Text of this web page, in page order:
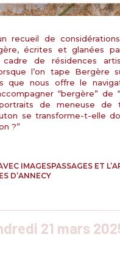
recueil de
écrites et glanées
de résidences
l’on tape Bergère
que nous offre le
“bergère” de
de meneuse de
se transforme-t-elle
?”
IMAGESPASSAGES ET
D’ANNECY
21 mars